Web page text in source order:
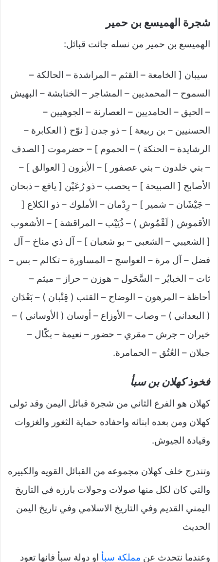
شجرة الهميسع بن حمير
الهميسع بن حمير من نسله جائت قبائل:
سيبان [ الخامعة – القثم – المراشدة – الحالكة –
السموح – المحمديين – المشاجر – الخنابشة – البهيش
– الحيق – الحامديين – العصارنة – الجوهيين –
الحسنيين – بن ربيعة ] – ذو جدن [ نوّح ( العكابرة –
الرشايدة – الحنكة ) – الحموم ] – حضرموت [ الصدف
– بني خلدون – بني عصفور ] – الأيزون [ العوالق ] –
الأصابح [ الصبيحة ] – يحصب – ذو رُعَيْن [ يافع – ذبحان
– جَيْشَان – شمير ] – رِدْمان – الأملوك – ذو الكلاع [
الأقموش ( لَقْمُوش ) – ذُيَيْب – المراقشة ] – الأشعوب
[ الشعيبي – الشعبي – بو شعبان ] – آل ذي مناخ – آل
فضل – آل مرة – العواسج – المساورة – تكالم – بس –
ثات – الخبايُر – السَّحَول – هوزن – حراز – ميثم –
أحاظة – المرهون – الوضاح – القتب ( قِتْبان ) – بَعْدَان
( البعداني ) – وصاب – الأوزاع – أوسان ( الأوساني ) –
خيران – جرش – مقري – حضور – نعيمة – بكّال –
جبلان – العُتُق – الحمامرة.
فخوذ كهلان بن سبأ
كهلان هو الفرع الثاني من شجرة قبائل اليمن وقد تولى
كهلان ومن بعده ابنائه واحفاده حماية الثغور والغزوات
وقيادة الجيوش.
وتندرج خلف كهلان مجموعه من القبائل القويه والكبيره
والتي كان لكل منها صولات وجولات بارزه في التاريخ
اليمني القديم وفي التاريخ الاسلامي وفي تاريخ اليمن
الحديث
وعندما نتحدث عن مملكة سبأ او دولة سبأ فانها تعود